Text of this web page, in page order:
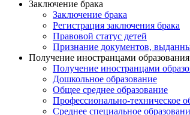
Заключение брака
Заключение брака
Регистрация заключения брака
Правовой статус детей
Признание документов,
Получение иностранцами образования
Получение иностранцами
Дошкольное образование
Общее среднее образование
Профессионально-техническое
Среднее специальное